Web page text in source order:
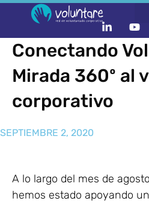
Conectando
Mirada 360º al
corporativo
SEPTIEMBRE 2, 2020
A lo largo del mes de
hemos estado apoyando